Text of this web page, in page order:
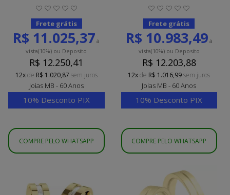
Frete grátis
R$ 11.025,37 à
vista(10%) ou Deposito
R$ 12.250,41
12xde R$ 1.020,87 sem juros
Joias MB - 60 Anos
10% Desconto PIX
COMPRE PELO WHATSAPP
Frete grátis
R$ 10.983,49à
vista(10%)ou Deposito
R$ 12.203,88
12xde R$ 1.016,99sem juros
Joias MB - 60 Anos
10% Desconto PIX
COMPRE PELO WHATSAPP